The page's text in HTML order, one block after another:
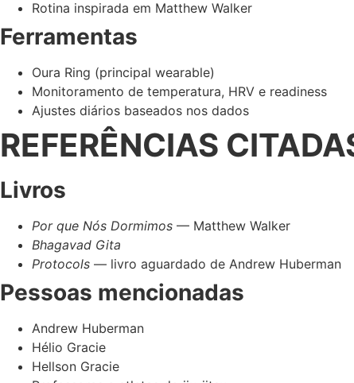
Rotina inspirada em Matthew Walker
Ferramentas
Oura Ring (principal wearable)
Monitoramento de temperatura, HRV e readiness
Ajustes diários baseados nos dados
REFERÊNCIAS
Livros
Por que Nós Dormimos — Matthew Walker
Bhagavad Gita
Protocols — livro aguardado de Andrew Huberman
Pessoas mencionadas
Andrew Huberman
Hélio Gracie
Hellson Gracie